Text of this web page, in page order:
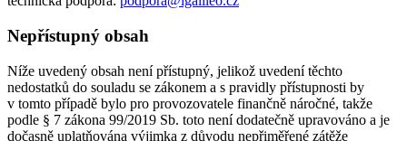
Nepřístupný obsah
Níže uvedený obsah není přístupný, jelikož uvedení těchto
nedostatků do souladu se zákonem a s pravidly přístupnosti by
v tomto případě bylo pro provozovatele finančně náročné, takže
podle § 7 zákona 99/2019 Sb. toto není dodatečně upravováno a je
dočasně uplatňována výjimka z důvodu nepřiměřené zátěže